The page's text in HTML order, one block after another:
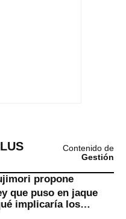
Contenido de
Gestión
propone
que puso en jaque
implicaría los